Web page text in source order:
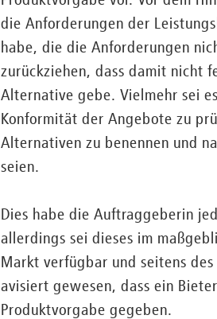
die Anforderungen der
habe, die die Anforderungen
zurückziehen, dass damit nicht
Alternative gebe. Vielmehr sei
Konformität der Angebote zu
Alternativen zu benennen und
seien.
Dies habe die Auftraggeberin
allerdings sei dieses im
Markt verfügbar und seitens
avisiert gewesen, dass ein
Produktvorgabe gegeben.